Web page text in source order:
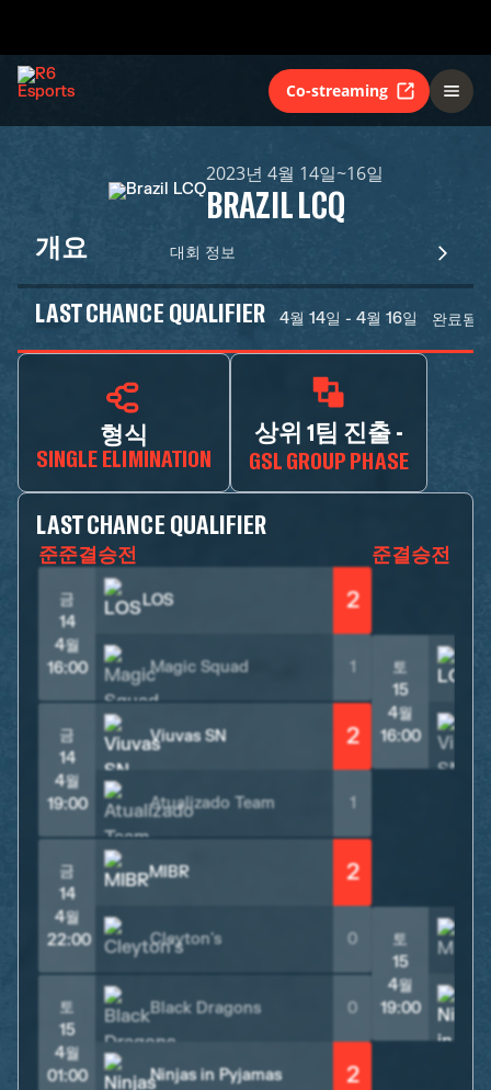
Co-streaming
2023년 4월 14일~16일
BRAZIL LCQ
개요 대회 정보
LAST CHANCE QUALIFIER 4월 14일 - 4월 16일 완료됨
형식
SINGLE ELIMINATION
상위 1팀 진출 -
GSL GROUP PHASE
LAST CHANCE QUALIFIER
준준결승전
금
14
4월
16:00
LOS 2
Magic Squad 1
금
14
4월
19:00
Viuvas SN 2
Atualizado Team 1
금
14
4월
22:00
MIBR 2
Cleyton's 0
토
15
4월
01:00
Black Dragons 0
Ninjas in Pyjamas 2
준결승전
토
15
4월
16:00
토
15
4월
19:00